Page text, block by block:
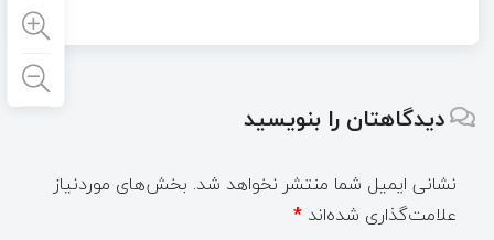
دیدگاهتان را بنویسید
نشانی ایمیل شما منتشر نخواهد شد. بخش‌های موردنیاز
علامت‌گذاری شده‌اند *